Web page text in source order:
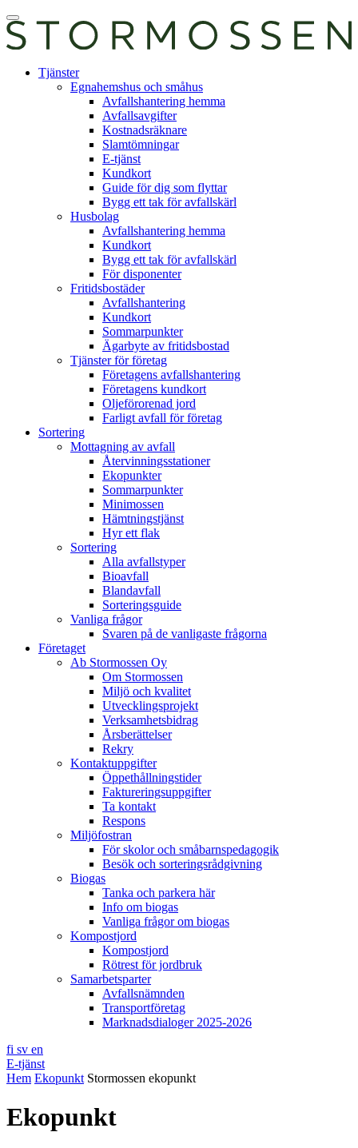
Skip
to
content
Öppna
huvudmeny
tjänst
Tjänster
Egnahemshus och småhus
Avfallshantering hemma
Avfallsavgifter
Kostnadsräknare
Slamtömningar
E-tjänst
Kundkort
Guide för dig som flyttar
Bygg ett tak för avfallskärl
Husbolag
Avfallshantering hemma
Kundkort
Bygg ett tak för avfallskärl
För disponenter
Fritidsbostäder
Avfallshantering
Kundkort
Sommarpunkter
Ägarbyte av fritidsbostad
Tjänster för företag
Företagens avfallshantering
Företagens kundkort
Oljeförorenad jord
Farligt avfall för företag
Sortering
Mottagning av avfall
Återvinningsstationer
Ekopunkter
Sommarpunkter
Minimossen
Hämtningstjänst
Hyr ett flak
Sortering
Alla avfallstyper
Bioavfall
Blandavfall
Sorteringsguide
Vanliga frågor
Svaren på de vanligaste frågorna
Företaget
Ab Stormossen Oy
Om Stormossen
Miljö och kvalitet
Utvecklingsprojekt
Verksamhetsbidrag
Årsberättelser
Rekry
Kontaktuppgifter
Öppethållningstider
Faktureringsuppgifter
Ta kontakt
Respons
Miljöfostran
För skolor och småbarnspedagogik
Besök och sorteringsrådgivning
Biogas
Tanka och parkera här
Info om biogas
Vanliga frågor om biogas
Kompostjord
Kompostjord
Rötrest för jordbruk
Samarbetsparter
Avfallsnämnden
Transportföretag
Marknadsdialoger 2025-2026
fi sv en
E-tjänst
Hem Ekopunkt Stormossen ekopunkt
Ekopunkt